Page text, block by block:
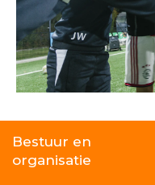
Bestuur en
organisatie